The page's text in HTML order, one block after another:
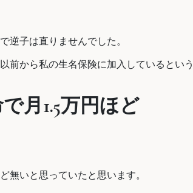
逆子は直りませんでした。
前から私の生名保険に加入しているとい
月1.5万円ほど
無いと思っていたと思います。